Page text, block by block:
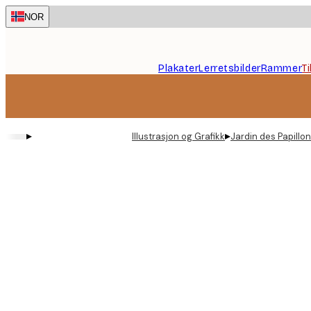
Skip
to
NOR
PlakaterLerretsbilderRammer
▸ Illustrasjon og Grafikk▸Jardin des